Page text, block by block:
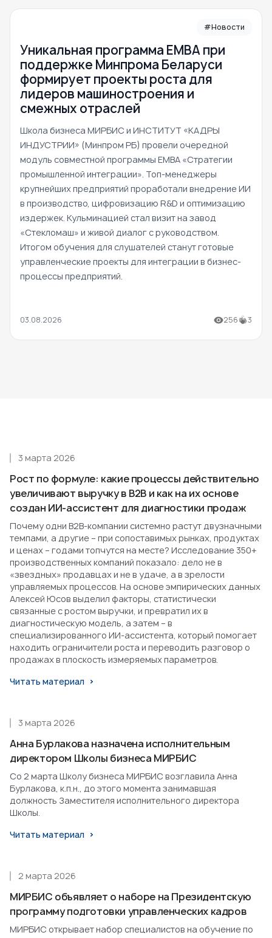
#Новости
Уникальная программа ЕМВА при
поддержке Минпрома Беларуси
формирует проекты роста для
лидеров машиностроения и
смежных отраслей
Школа бизнеса МИРБИС и ИНСТИТУТ «КАДРЫ
ИНДУСТРИИ» (Минпром РБ) провели очередной
модуль совместной программы EMBA «Стратегии
промышленной интеграции». Топ-менеджеры
крупнейших предприятий проработали внедрение ИИ
в производство, цифровизацию R&D и оптимизацию
издержек. Кульминацией стал визит на завод
«Стекломаш» и живой диалог с руководством.
Итогом обучения для слушателей станут готовые
управленческие проекты для интеграции в бизнес-
процессы предприятий.
03.08.2026 256 3
Рост по формуле: какие процессы действительно
увеличивают выручку в B2B и как на их основе
создан ИИ-ассистент для диагностики продаж
3 марта 2026
Почему одни B2B-компании системно растут двузначными
темпами, а другие – при сопоставимых рынках, продуктах
и ценах – годами топчутся на месте? Исследование 350+
производственных компаний показало: дело не в
«звездных» продавцах и не в удаче, а в зрелости
управляемых процессов. На основе эмпирических данных
Алексей Юсов выделил факторы, статистически
связанные с ростом выручки, и превратил их в
диагностическую модель, а затем – в
специализированного ИИ-ассистента, который помогает
находить ограничители роста и переводить разговор о
продажах в плоскость измеряемых параметров.
Читать материал
Анна Бурлакова назначена исполнительным
директором Школы бизнеса МИРБИС
3 марта 2026
Со 2 марта Школу бизнеса МИРБИС возглавила Анна
Бурлакова, к.п.н., до этого момента занимавшая
должность Заместителя исполнительного директора
Школы.
Читать материал
МИРБИС объявляет о наборе на Президентскую
программу подготовки управленческих кадров
2 марта 2026
МИРБИС открывает набор специалистов на обучение по